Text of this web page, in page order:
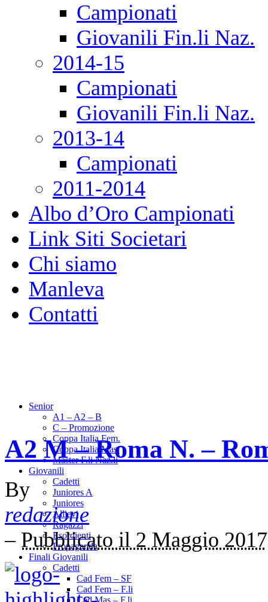
Campionati
Giovanili Fin.li Naz.
2014-15
Campionati
Giovanili Fin.li Naz.
2013-14
Campionati
2011-2014
Albo d’Oro Campionati
Link Siti Societari
Chi siamo
Manleva
Contatti
Senior
A1 – A2 – B
C – Promozione
Coppa Italia Fem.
Coppa Italia Mas.
Master F.li Naz.li
Giovanili
Cadetti
Juniores A
Juniores
Allievi
Ragazzi
Esordienti
Propaganda
Finali Giovanili
Cadetti
Cad Fem – SF
Cad Fem – F.li
Cad Mas – F.li
A2 M – Roma N. –
By
redazione
– Pubblicato il 2 Maggio 2017